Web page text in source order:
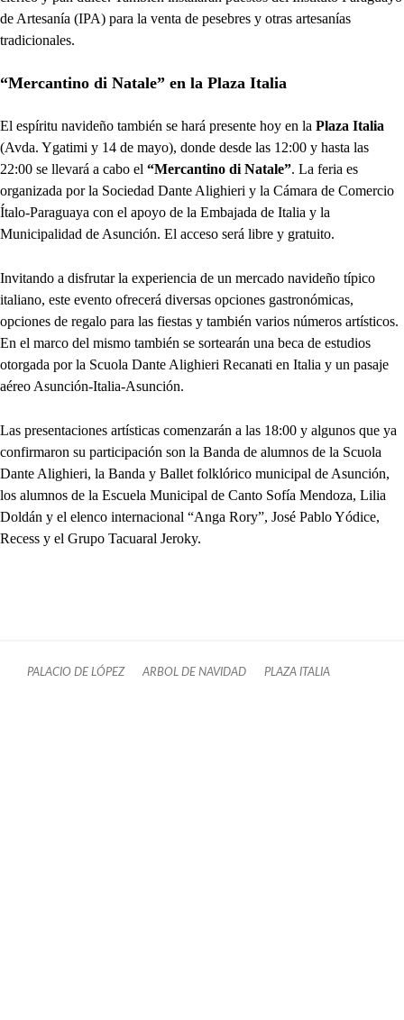
de Artesanía (IPA) para la venta de pesebres y otras artesanías
tradicionales.
“Mercantino di Natale” en la Plaza Italia
El espíritu navideño también se hará presente hoy en la Plaza Italia
(Avda. Ygatimi y 14 de mayo), donde desde las 12:00 y hasta las
22:00 se llevará a cabo el “Mercantino di Natale”. La feria es
organizada por la Sociedad Dante Alighieri y la Cámara de Comercio
Ítalo-Paraguaya con el apoyo de la Embajada de Italia y la
Municipalidad de Asunción. El acceso será libre y gratuito.
Invitando a disfrutar la experiencia de un mercado navideño típico
italiano, este evento ofrecerá diversas opciones gastronómicas,
opciones de regalo para las fiestas y también varios números artísticos.
En el marco del mismo también se sortearán una beca de estudios
otorgada por la Scuola Dante Alighieri Recanati en Italia y un pasaje
aéreo Asunción-Italia-Asunción.
Las presentaciones artísticas comenzarán a las 18:00 y algunos que ya
confirmaron su participación son la Banda de alumnos de la Scuola
Dante Alighieri, la Banda y Ballet folklórico municipal de Asunción,
los alumnos de la Escuela Municipal de Canto Sofía Mendoza, Lilia
Doldán y el elenco internacional “Anga Rory”, José Pablo Yódice,
Recess y el Grupo Tacuaral Jeroky.
PALACIO DE LÓPEZ ARBOL DE NAVIDAD PLAZA ITALIA